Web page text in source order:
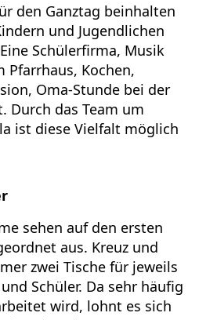
den Ganztag beinhalten
und Jugendlichen
Schülerfirma, Musik
Pfarrhaus, Kochen,
Oma-Stunde bei der
Durch das Team um
ist diese Vielfalt möglich
sehen auf den ersten
aus. Kreuz und
zwei Tische für jeweils
Schüler. Da sehr häufig
wird, lohnt es sich